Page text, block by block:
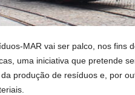
MAR vai ser palco, nos fins
uma iniciativa que pretende
produção de resíduos e, por